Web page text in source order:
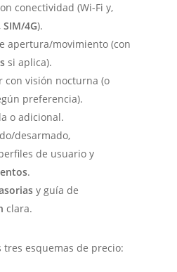
conectividad (Wi-Fi y,
SIM/4G).
apertura/movimiento (con
si aplica).
con visión nocturna (o
preferencia).
o adicional.
desarmado,
de usuario y
.
y guía de
clara.
tres esquemas de precio: